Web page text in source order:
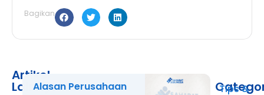
Bagikan
Artikel
Lainnya
Alasan Perusahaan
Tips &